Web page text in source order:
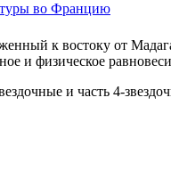
во Францию
к востоку от
и физическое
и часть 4-